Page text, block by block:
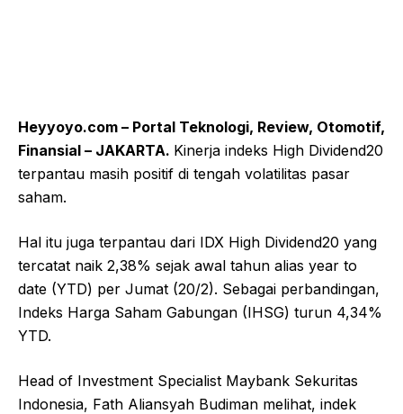
Heyyoyo.com – Portal Teknologi, Review, Otomotif,
Finansial – JAKARTA. Kinerja indeks High Dividend20
terpantau masih positif di tengah volatilitas pasar
saham.
Hal itu juga terpantau dari IDX High Dividend20 yang
tercatat naik 2,38% sejak awal tahun alias year to
date (YTD) per Jumat (20/2). Sebagai perbandingan,
Indeks Harga Saham Gabungan (IHSG) turun 4,34%
YTD.
Head of Investment Specialist Maybank Sekuritas
Indonesia, Fath Aliansyah Budiman melihat, indek